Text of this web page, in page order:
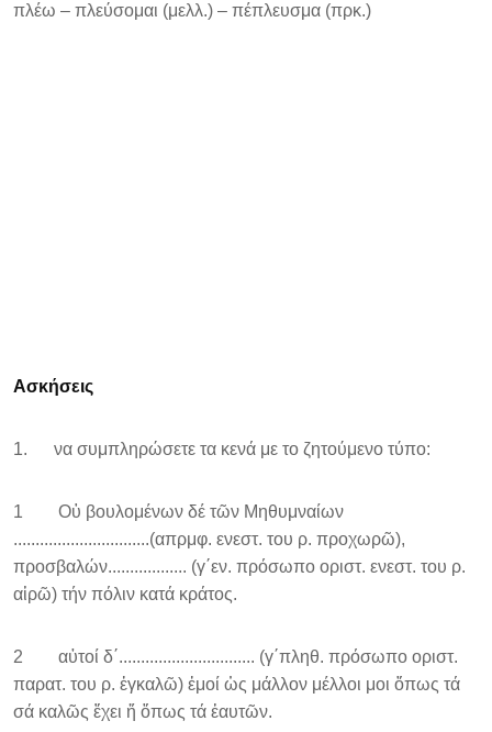
πλέω – πλεύσομαι (μελλ.) – πέπλευσμα (πρκ.)
Ασκήσεις
1. να συμπληρώσετε τα κενά με το ζητούμενο τύπο:
1 Οὑ βουλομένων δέ τῶν Μηθυμναίων
...............................(απρμφ. ενεστ. του ρ. προχωρῶ),
προσβαλών.................. (γ΄εν. πρόσωπο οριστ. ενεστ. του ρ.
αἱρῶ) τήν πόλιν κατά κράτος.
2 αὐτοί δ΄............................... (γ΄πληθ. πρόσωπο οριστ.
παρατ. του ρ. ἐγκαλῶ) ἐμοί ὡς μάλλον μέλλοι μοι ὅπως τά
σά καλῶς ἔχει ἤ ὅπως τά ἑαυτῶν.